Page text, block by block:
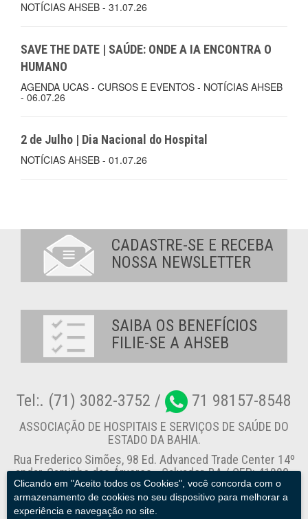
NOTÍCIAS AHSEB - 31.07.26
SAVE THE DATE | SAÚDE: ONDE A IA ENCONTRA O
HUMANO
AGENDA UCAS - CURSOS E EVENTOS - NOTÍCIAS AHSEB
- 06.07.26
2 de Julho | Dia Nacional do Hospital
NOTÍCIAS AHSEB - 01.07.26
Clicando em "Aceito todos os Cookies", você concorda com o
armazenamento de cookies no seu dispositivo para melhorar a
experiência e navegação no site.
CADASTRE-SE E RECEBA
NOSSA NEWSLETTER
SAIBA OS BENEFÍCIOS
FILIE-SE A AHSEB
Tel:. (71) 3082-3752 / 71 98157-8548
ASSOCIAÇÃO DE HOSPITAIS E SERVIÇOS DE SAÚDE DO
ESTADO DA BAHIA.
Rua Frederico Simões, 98 Ed. Advanced Trade Center 14º
andar, Caminho das Árvores - Salvador-BA / CEP: 41820-
774
Canal de Denúncia